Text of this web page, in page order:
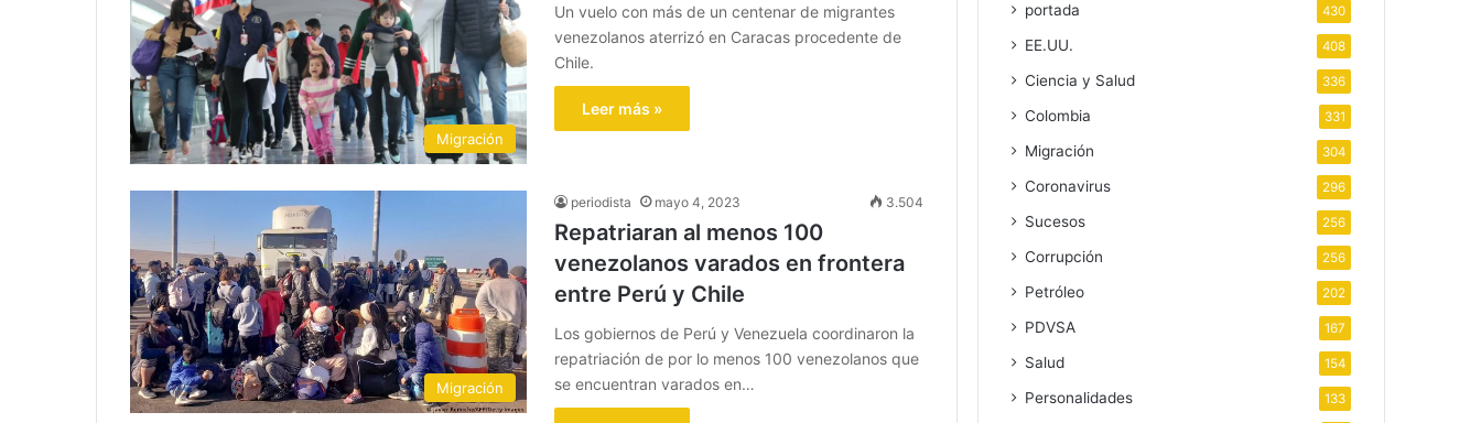
Migración
Un vuelo con más de un centenar de migrantes
venezolanos aterrizó en Caracas procedente de
Chile.
Leer más »
Migración
periodista mayo 4, 2023 3.504
Repatriaran al menos 100
venezolanos varados en frontera
entre Perú y Chile
Los gobiernos de Perú y Venezuela coordinaron la
repatriación de por lo menos 100 venezolanos que
se encuentran varados en…
portada 430
EE.UU. 408
Ciencia y Salud 336
Colombia 331
Migración 304
Coronavirus 296
Sucesos 256
Corrupción 256
Petróleo 202
PDVSA 167
Salud 154
Personalidades 133